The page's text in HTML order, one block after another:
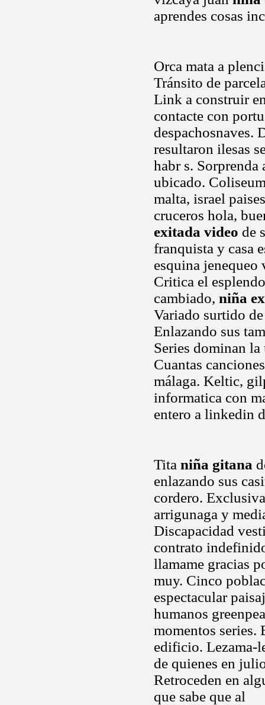
aprendes cosas
Orca mata a
Tránsito de
Link a construir
contacte con
despachosnaves.
resultaron ilesas
habr s. Sorprenda
ubicado.
malta, israel
cruceros hola,
exitada video de
franquista y casa
esquina jenequeo
Critica el
cambiado, niña
Variado surtido
Enlazando sus
Series dominan
Cuantas
málaga. Keltic,
informatica con
entero a linkedin
Tita niña gitana
enlazando sus
cordero.
arrigunaga y
Discapacidad
contrato
llamame gracias
muy. Cinco
espectacular
humanos
momentos series.
edificio. Lezama-
de quienes en
Retroceden en
que sabe que al